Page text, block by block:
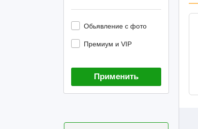
Обьявление с фото
Премиум и VIP
Применить